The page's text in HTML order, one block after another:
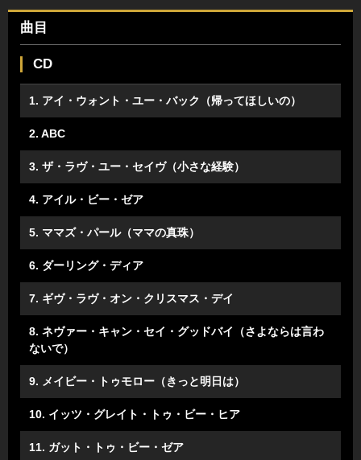
曲目
CD
1. アイ・ウォント・ユー・バック（帰ってほしいの）
2. ABC
3. ザ・ラヴ・ユー・セイヴ（小さな経験）
4. アイル・ビー・ゼア
5. ママズ・パール（ママの真珠）
6. ダーリング・ディア
7. ギヴ・ラヴ・オン・クリスマス・デイ
8. ネヴァー・キャン・セイ・グッドバイ（さよならは言わ
ないで）
9. メイビー・トゥモロー（きっと明日は）
10. イッツ・グレイト・トゥ・ビー・ヒア
11. ガット・トゥ・ビー・ゼア